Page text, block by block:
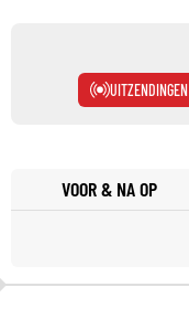
UITZENDINGEN
VOOR & NA OP